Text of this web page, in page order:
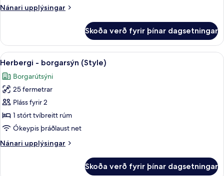
Nánari upplýsingar
Nánari
(Style)
Skoða verð fyrir þínar dagsetningar
Skoða
allar
myndir
fyrir
Herbergi
-
borgarsýn
Herbergi - borgarsýn (Style) |
9
Herbergi - borgarsýn (Style)
Borgarútsýni
25 fermetrar
Pláss fyrir 2
1 stórt tvíbreitt rúm
Ókeypis þráðlaust net
Nánari upplýsingar
Nánari
Skoða verð fyrir þínar dagsetningar